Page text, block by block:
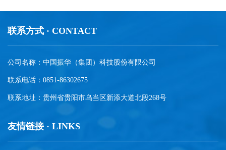
联系方式 · CONTACT
公司名称：中国振华（集团）科技股份有限公司
联系电话：0851-86302675
联系地址：贵州省贵阳市乌当区新添大道北段268号
友情链接 · LINKS